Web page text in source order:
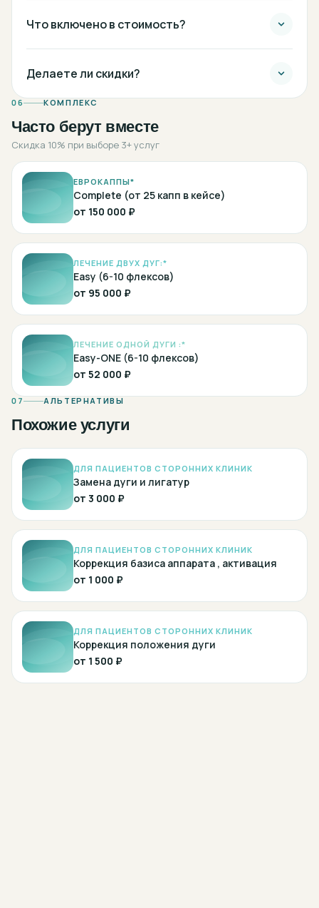
Что включено в стоимость?
Делаете ли скидки?
06 КОМПЛЕКС
Часто берут вместе
Скидка 10% при выборе 3+ услуг
ЕВРОКАППЫ*
Complete (от 25 капп в кейсе)
от 150 000 ₽
ЛЕЧЕНИЕ ДВУХ ДУГ:*
Easy (6-10 флексов)
от 95 000 ₽
ЛЕЧЕНИЕ ОДНОЙ ДУГИ :*
Easy-ONE (6-10 флексов)
от 52 000 ₽
07 АЛЬТЕРНАТИВЫ
Похожие услуги
ДЛЯ ПАЦИЕНТОВ СТОРОННИХ КЛИНИК
Замена дуги и лигатур
от 3 000 ₽
ДЛЯ ПАЦИЕНТОВ СТОРОННИХ КЛИНИК
Коррекция базиса аппарата , активация
от 1 000 ₽
ДЛЯ ПАЦИЕНТОВ СТОРОННИХ КЛИНИК
Коррекция положения дуги
от 1 500 ₽